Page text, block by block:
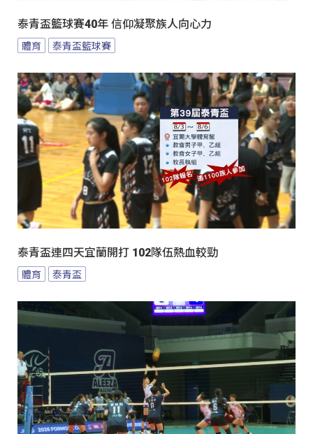
泰青盃籃球賽40年 信仰凝聚族人向心力
體育 泰青盃籃球賽
泰青盃連四天宜蘭開打 102隊伍熱血較勁
體育 泰青盃